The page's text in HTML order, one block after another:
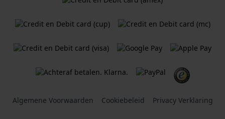
Algemene Voorwaarden Cookiebeleid Privacy Verklaring